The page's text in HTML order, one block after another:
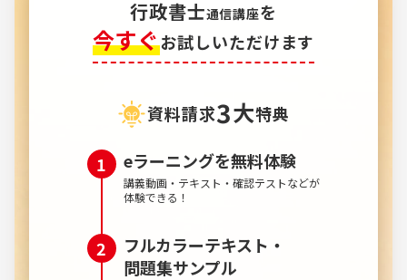
行政書士通信講座を
今すぐお試しいただけます
資料請求3大特典
eラーニングを無料体験
講義動画・テキスト・確認テストなどが
体験できる！
フルカラーテキスト・
問題集サンプル